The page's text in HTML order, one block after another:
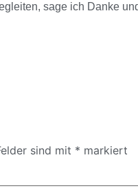
sage ich Danke
sind mit * markiert